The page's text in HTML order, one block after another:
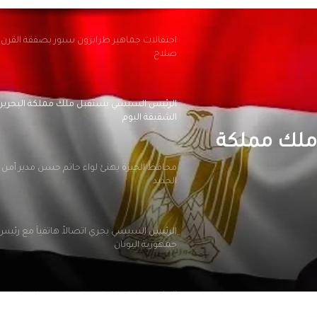
مملكة
احتفالات جماهير طرابزون سبور بصفقة
صلاح
الرئيس السيسي يستقبل ملك مملكة
الشقيقة اليوم
محافظ الجيزة يهنئ لواء حاتم حسن مدير أمن
الجديد
الرئيس السيسي يجري اتصالاً هاتفياً مع رئيس
جمهورية اليونان